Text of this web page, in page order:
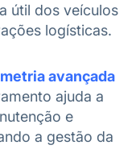
útil dos veículos
logísticas.
avançada
ajuda a
e
a gestão da